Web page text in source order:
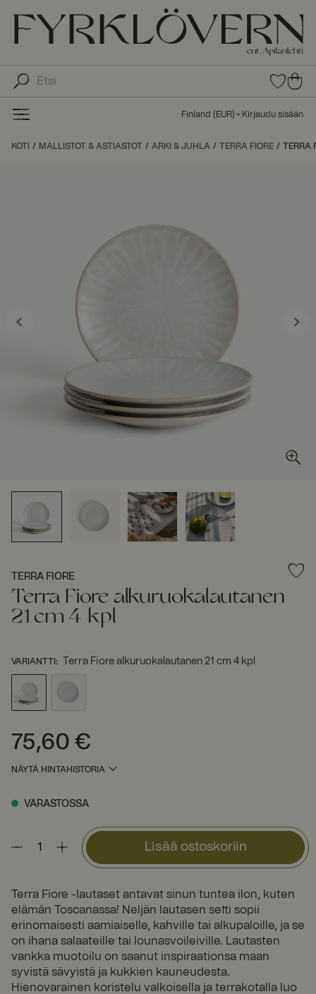
0
tuot
suo
0
tu
ot
a
Finland ( EUR) Kirjaudu sisään
KOTI MALLISTOT & ASTIASTOT ARKI & JUHLA TERRA FIORE TERRA
TERRA FIORE
Terra Fiore alkuruokalautanen
21 cm 4 kpl
VARIANTTI : Terra Fiore alkuruokalautanen 21 cm 4 kpl
Hinta :75,60 €
75,60 €
NÄYTÄ HINTAHISTORIA
VARASTOSSA
Lisää ostoskoriin
Terra Fiore -lautaset antavat sinun tuntea ilon, kuten
elämän Toscanassa! Neljän lautasen setti sopii
erinomaisesti aamiaiselle, kahville tai alkupaloille, ja se
on ihana salaateille tai lounasvoileiville. Lautasten
vankka muotoilu on saanut inspiraationsa maan
syvistä sävyistä ja kukkien kauneudesta.
Hienovarainen koristelu valkoisella ja terrakotalla luo